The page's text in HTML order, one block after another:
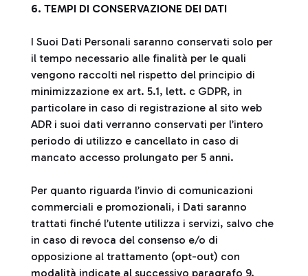
6. TEMPI DI CONSERVAZIONE DEI DATI
I Suoi Dati Personali saranno conservati solo per
il tempo necessario alle finalità per le quali
vengono raccolti nel rispetto del principio di
minimizzazione ex art. 5.1, lett. c GDPR, in
particolare in caso di registrazione al sito web
ADR i suoi dati verranno conservati per l’intero
periodo di utilizzo e cancellato in caso di
mancato accesso prolungato per 5 anni.
Per quanto riguarda l’invio di comunicazioni
commerciali e promozionali, i Dati saranno
trattati finché l’utente utilizza i servizi, salvo che
in caso di revoca del consenso e/o di
opposizione al trattamento (opt-out) con
modalità indicate al successivo paragrafo 9.